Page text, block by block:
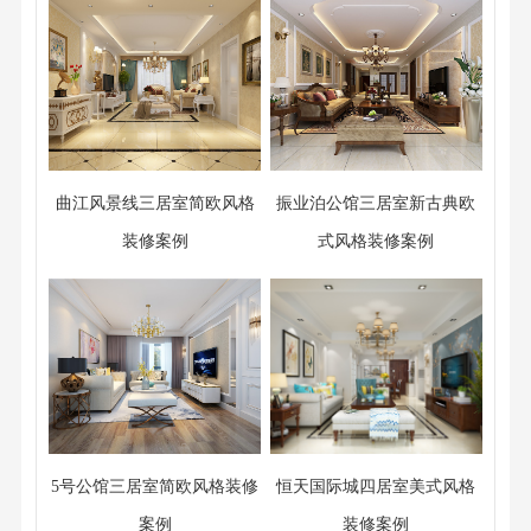
曲江风景线三居室简欧风格
装修案例
振业泊公馆三居室新古典欧
式风格装修案例
5号公馆三居室简欧风格装修
案例
恒天国际城四居室美式风格
装修案例